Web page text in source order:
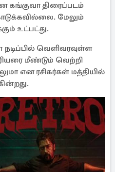
கங்குவா திரைப்படம்
மேலும்
உட்பட்து.
வெளிவரவுள்ள
மீண்டும் வெற்றி
என ரசிகர்கள் மத்தியில்